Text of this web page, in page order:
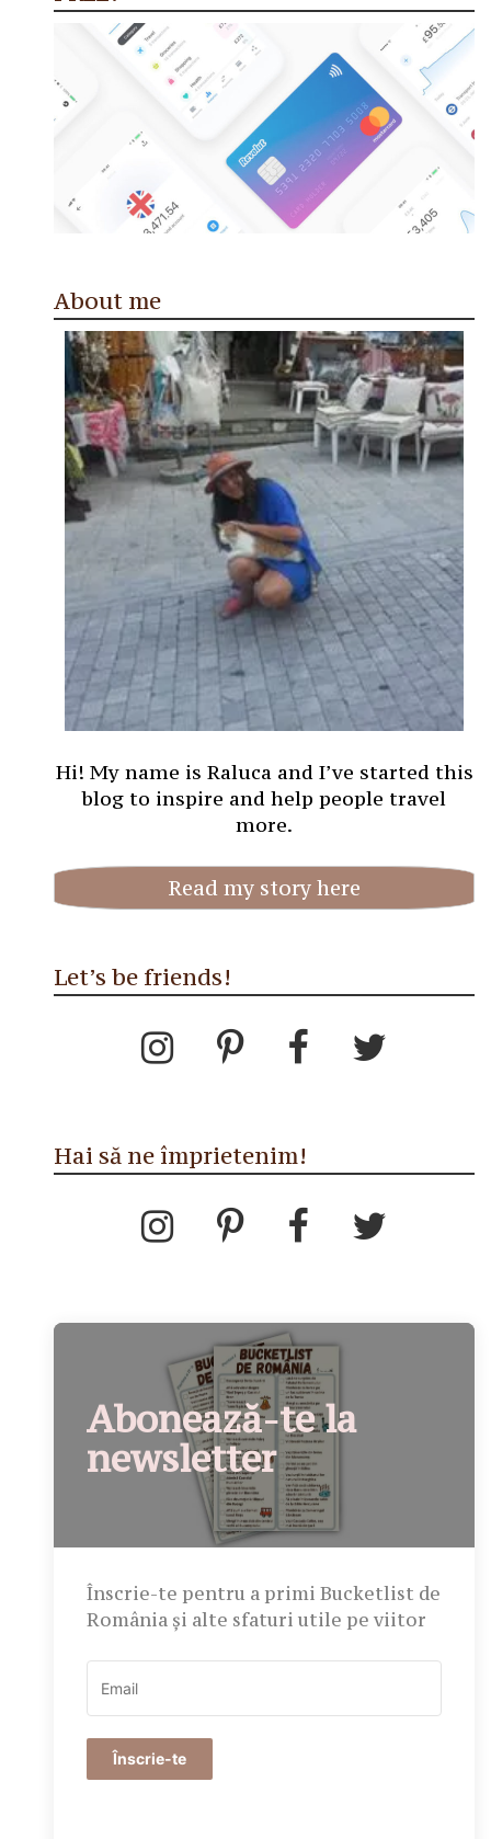
About me
Hi! My name is Raluca and I’ve started this
blog to inspire and help people travel
more.
Read my story here
Let’s be friends!
Hai să ne împrietenim!
Abonează-te la
newsletter
Înscrie-te pentru a primi Bucketlist de
România și alte sfaturi utile pe viitor
Înscrie-te